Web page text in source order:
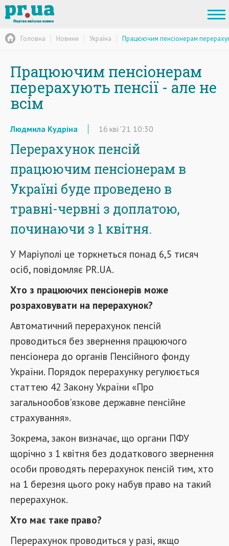
Головна Новини Україна Працюючим пенсіонерам
Працюючим пенсіонерам
перерахують пенсії - але не
всім
Людмила Кудріна 16 кві '21 10:30
Перерахунок пенсій
працюючим пенсіонерам в
Україні буде проведено в
травні-червні з доплатою,
починаючи з 1 квітня.
У Маріуполі це торкнеться понад 6,5 тисяч
осіб, повідомляє PR.UA.
Хто з працюючих пенсіонерів може
розраховувати на перерахунок?
Автоматичний перерахунок пенсій
проводиться без звернення працюючого
пенсіонера до органів Пенсійного фонду
України. Порядок перерахунку регулюється
статтею 42 Закону України «Про
загальнообов'язкове державне пенсійне
страхування».
Зокрема, закон визначає, що органи ПФУ
щорічно з 1 квітня без додаткового звернення
особи проводять перерахунок пенсій тим, хто
на 1 березня цього року набув право на такий
перерахунок.
Хто має таке право?
Перерахунок проводиться у разі, якщо